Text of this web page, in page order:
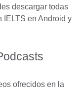
descargar todas
IELTS en Android y
ofrecidos en la